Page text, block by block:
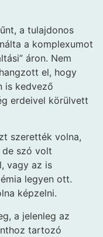
a tulajdonos
a komplexumot
áron. Nem
el, hogy
is kedvező
erdeivel körülvett
szerették volna,
szó volt
vagy az is
legyen ott.
képzelni.
a jelenleg az
tartozó